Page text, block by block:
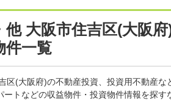
他 大阪市住吉区(大阪
件一覧
区(大阪府)の不動産投資、投資用不動産な
ートなどの収益物件・投資物件情報を探